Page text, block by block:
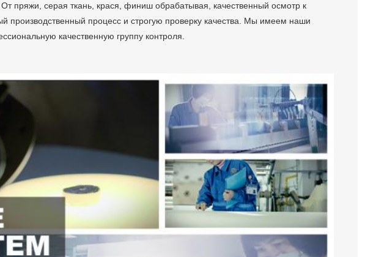
пряжи, серая ткань, крася, финиш обрабатывая, качественный осмотр к
процесс и строгую проверку качества.
Мы имеем наши
качественную группу контроля.